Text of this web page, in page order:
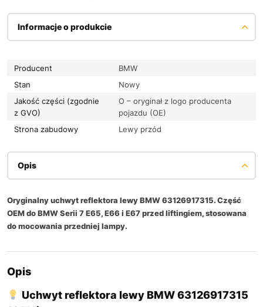
Informacje o produkcie
Producent
BMW
Stan
Nowy
Jakość części (zgodnie
z GVO)
O – oryginał z logo producenta
pojazdu (OE)
Strona zabudowy
Lewy przód
Opis
Oryginalny uchwyt reflektora lewy BMW 63126917315. Część
OEM do BMW Serii 7 E65, E66 i E67 przed liftingiem, stosowana
do mocowania przedniej lampy.
Opis
Uchwyt reflektora lewy BMW 63126917315